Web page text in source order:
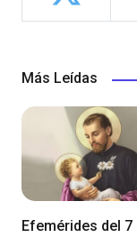
Más Leídas
Efemérides del 7